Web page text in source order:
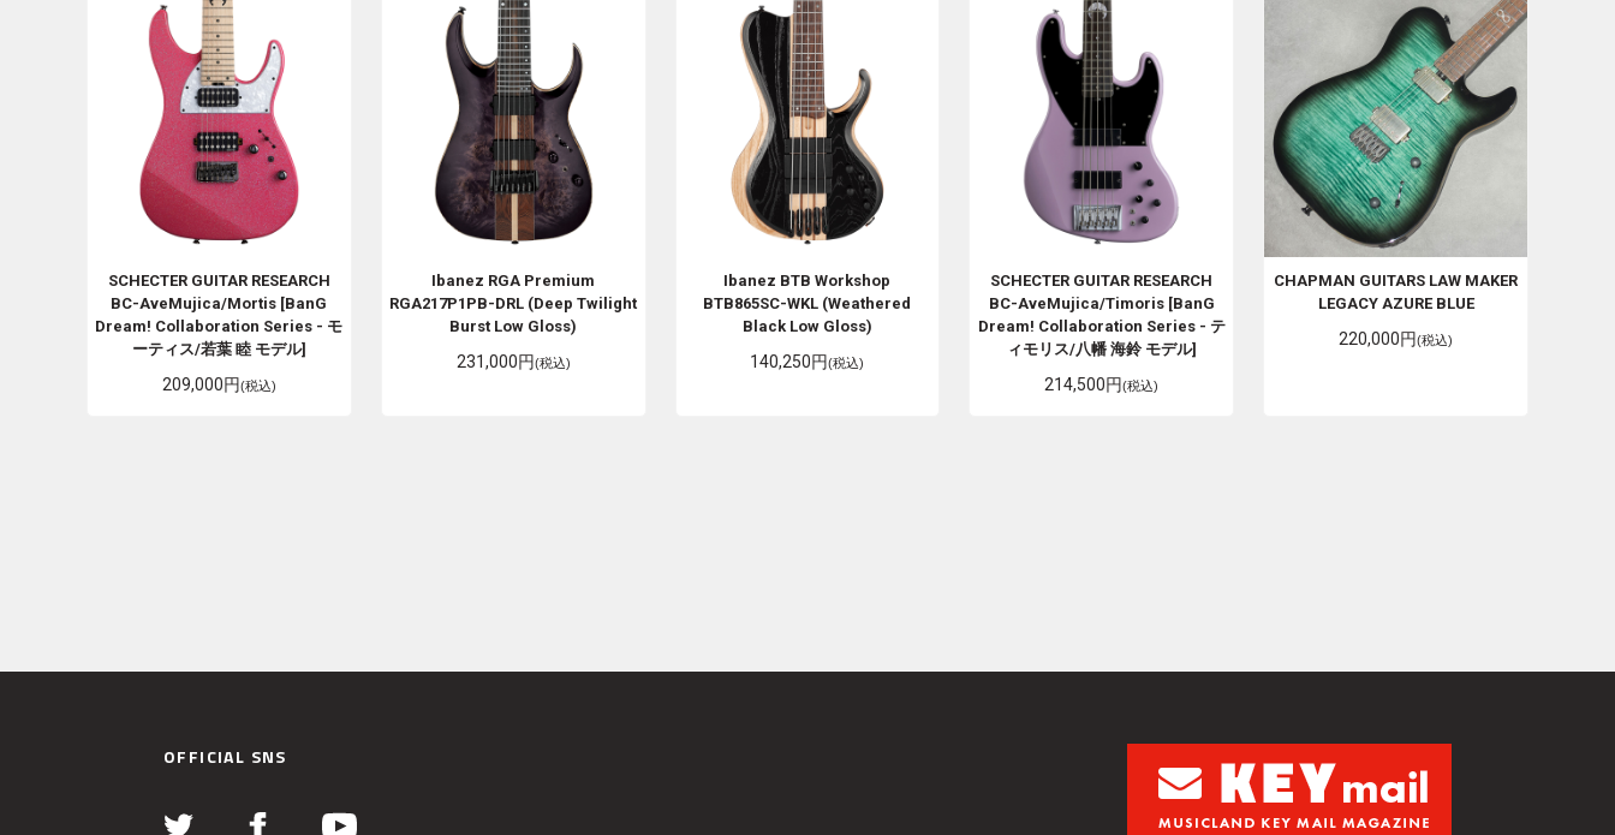
SCHECTER GUITAR RESEARCH
BC-AveMujica/Mortis [BanG
Dream! Collaboration Series - モ
ーティス/若葉 睦 モデル]
209,000円(税込)
Ibanez RGA Premium
RGA217P1PB-DRL (Deep Twilight
Burst Low Gloss)
231,000円(税込)
Ibanez BTB Workshop
BTB865SC-WKL (Weathered
Black Low Gloss)
140,250円(税込)
SCHECTER GUITAR RESEARCH
BC-AveMujica/Timoris [BanG
Dream! Collaboration Series - テ
ィモリス/八幡 海鈴 モデル]
214,500円(税込)
CHAPMAN GUITARS LAW MAKER
LEGACY AZURE BLUE
220,000円(税込)
OFFICIAL SNS